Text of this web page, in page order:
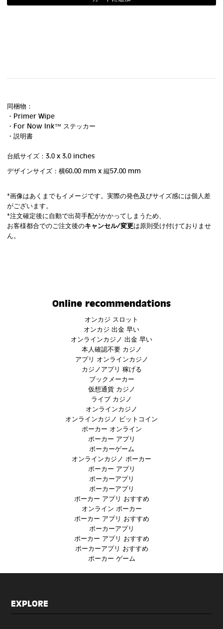
同梱物：
・Primer Wipe
・For Now Ink ™ ステッカー
・説明書
台紙サイズ：3.0 x 3.0 inches
デザインサイズ：横60.00 mm x 縦57.00 mm
*画像はあくまでもイメージです。実際の発色及びサイズ感には個人差
がございます。
*注文確定後に自動で出荷手配がかかってしまうため、
お客様都合でのご注文後のキャンセル/変更は原則受け付けておりませ
ん。
Online recommendations
オンカジ スロット
オンカジ 出金 早い
オンラインカジノ 出金 早い
本人確認不要 カジノ
アプリ オンラインカジノ
カジノアプリ 稼げる
ブックメーカー
仮想通貨 カジノ
ライブ カジノ
オンラインカジノ
オンラインカジノ ビットコイン
ポーカー オンライン
ポーカー アプリ
ポーカーゲーム
オンラインカジノ ポーカー
ポーカー アプリ
ポーカーアプリ
ポーカーアプリ
ポーカー アプリ おすすめ
オンライン ポーカー
ポーカー アプリ おすすめ
ポーカーアプリ
ポーカー アプリ おすすめ
ポーカーアプリ おすすめ
ポーカー ゲーム
EXPLORE